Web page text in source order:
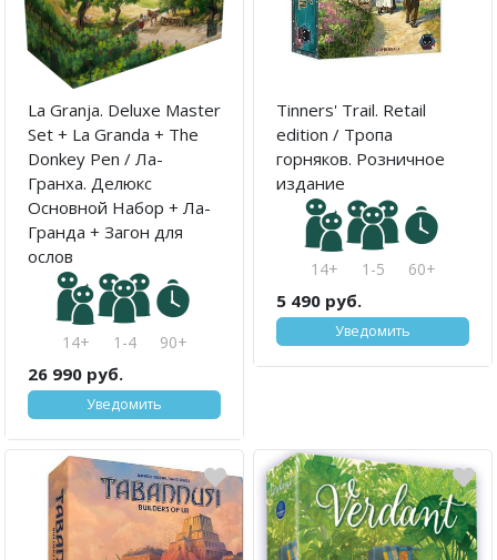
La Granja. Deluxe Master
Set + La Granda + The
Donkey Pen / Ла-
Гранха. Делюкс
Основной Набор + Ла-
Гранда + Загон для
ослов
14+ 1-4 90+
26 990 руб.
Уведомить
Tinners' Trail. Retail
edition / Тропа
горняков. Розничное
издание
14+ 1-5 60+
5 490 руб.
Уведомить